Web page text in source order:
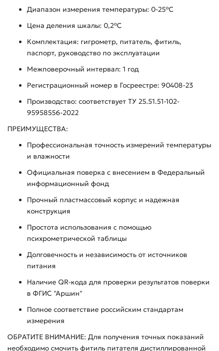
Диапазон измерения температуры: 0-25°C
Цена деления шкалы: 0,2°C
Комплектация: гигрометр, питатель, фитиль,
паспорт, руководство по эксплуатации
Межповерочный интервал: 1 год
Регистрационный номер в Госреестре: 90408-23
Производство: соответствует ТУ 25.51.51-102-
95958556-2022
ПРЕИМУЩЕСТВА:
Профессиональная точность измерений температуры
и влажности
Официальная поверка с внесением в Федеральный
информационный фонд
Прочный пластмассовый корпус и надежная
конструкция
Простота использования с помощью
психрометрической таблицы
Долговечность и независимость от источников
питания
Наличие QR-кода для проверки результатов поверки
в ФГИС "Аршин"
Полное соответствие российским стандартам
измерения
ОБРАТИТЕ ВНИМАНИЕ: Для получения точных показаний
необходимо смочить фитиль питателя дистиллированной